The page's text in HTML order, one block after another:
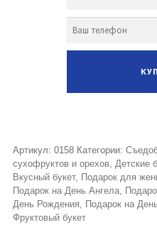
Артикул:0158 Категории:
сухофруктов и орехов,Детские
Вкусный букет, Подарок для
Подарок на День Ангела,
День Рождения, Подарок на
Фруктовый букет